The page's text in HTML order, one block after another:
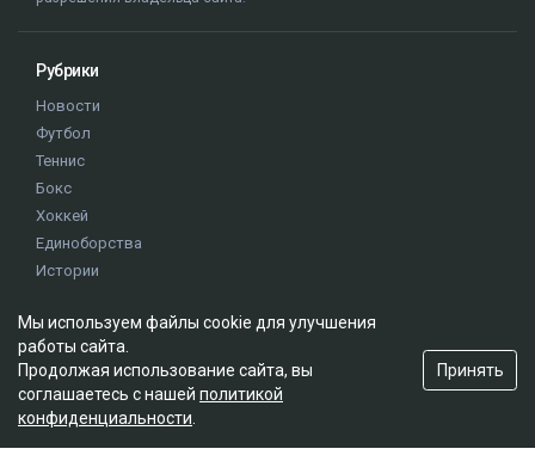
Рубрики
Новости
Футбол
Теннис
Бокс
Хоккей
Единоборства
Истории
Редакция
О проекте
Правила сайта
Мы используем файлы cookie для улучшения
работы сайта.
Продолжая использование сайта, вы
соглашаетесь с нашей политикой
конфиденциальности
Принять